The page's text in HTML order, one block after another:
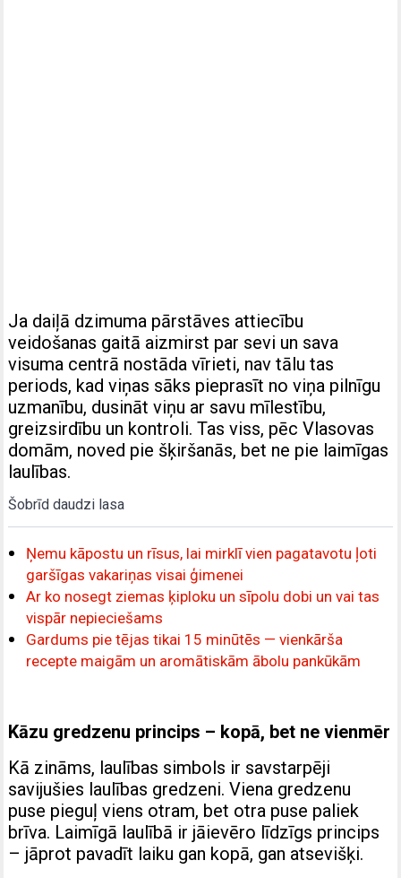
Ja daiļā dzimuma pārstāves attiecību
veidošanas gaitā aizmirst par sevi un sava
visuma centrā nostāda vīrieti, nav tālu tas
periods, kad viņas sāks pieprasīt no viņa pilnīgu
uzmanību, dusināt viņu ar savu mīlestību,
greizsirdību un kontroli. Tas viss, pēc Vlasovas
domām, noved pie šķiršanās, bet ne pie laimīgas
laulības.
Šobrīd daudzi lasa
Ņemu kāpostu un rīsus, lai mirklī vien pagatavotu ļoti
garšīgas vakariņas visai ģimenei
Ar ko nosegt ziemas ķiploku un sīpolu dobi un vai tas
vispār nepieciešams
Gardums pie tējas tikai 15 minūtēs — vienkārša
recepte maigām un aromātiskām ābolu pankūkām
Kāzu gredzenu princips – kopā, bet ne vienmēr
Kā zināms, laulības simbols ir savstarpēji
savijušies laulības gredzeni. Viena gredzenu
puse pieguļ viens otram, bet otra puse paliek
brīva. Laimīgā laulībā ir jāievēro līdzīgs princips
– jāprot pavadīt laiku gan kopā, gan atsevišķi.